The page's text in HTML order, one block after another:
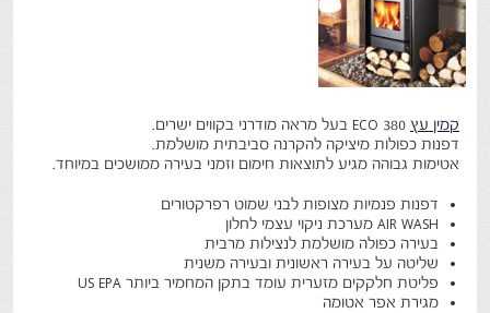
קמין עץ
דפנות כפולות מיציקה להקרנה סביבתית מושלמת.
אטימות גבוהה מגיע לתוצאות חימום וזמני בעירה ממושכים במיוחד.
דפנות פנמיות מצופות לבני שמוט רפרקטורים
AIR WASH מערכת ניקוי עצמי לחלון
בעירה כפולה מושלמת לנצילות מרבית
שליטה על בעירה ראשונית ובעירה משנית
פליטת חלקקים מזערית עומד בתקן המחמיר ביותר US EPA
מגירת אפר אטומה